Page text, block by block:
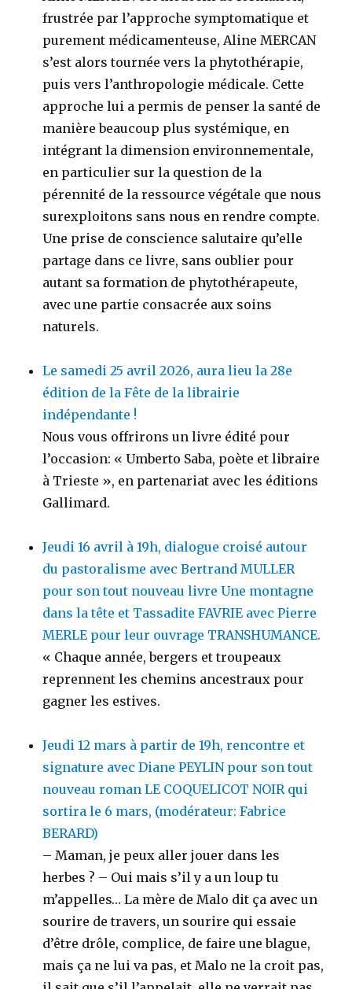
frustrée par l’approche symptomatique et
purement médicamenteuse, Aline MERCAN
s’est alors tournée vers la phytothérapie,
puis vers l’anthropologie médicale. Cette
approche lui a permis de penser la santé de
manière beaucoup plus systémique, en
intégrant la dimension environnementale,
en particulier sur la question de la
pérennité de la ressource végétale que nous
surexploitons sans nous en rendre compte.
Une prise de conscience salutaire qu’elle
partage dans ce livre, sans oublier pour
autant sa formation de phytothérapeute,
avec une partie consacrée aux soins
naturels.
Le samedi 25 avril 2026, aura lieu la 28e
édition de la Fête de la librairie
indépendante !
Nous vous offrirons un livre édité pour
l’occasion: « Umberto Saba, poète et libraire
à Trieste », en partenariat avec les éditions
Gallimard.
Jeudi 16 avril à 19h, dialogue croisé autour
du pastoralisme avec Bertrand MULLER
pour son tout nouveau livre Une montagne
dans la tête et Tassadite FAVRIE avec Pierre
MERLE pour leur ouvrage TRANSHUMANCE.
« Chaque année, bergers et troupeaux
reprennent les chemins ancestraux pour
gagner les estives.
Jeudi 12 mars à partir de 19h, rencontre et
signature avec Diane PEYLIN pour son tout
nouveau roman LE COQUELICOT NOIR qui
sortira le 6 mars, (modérateur: Fabrice
BERARD)
– Maman, je peux aller jouer dans les
herbes ? – Oui mais s’il y a un loup tu
m’appelles… La mère de Malo dit ça avec un
sourire de travers, un sourire qui essaie
d’être drôle, complice, de faire une blague,
mais ça ne lui va pas, et Malo ne la croit pas,